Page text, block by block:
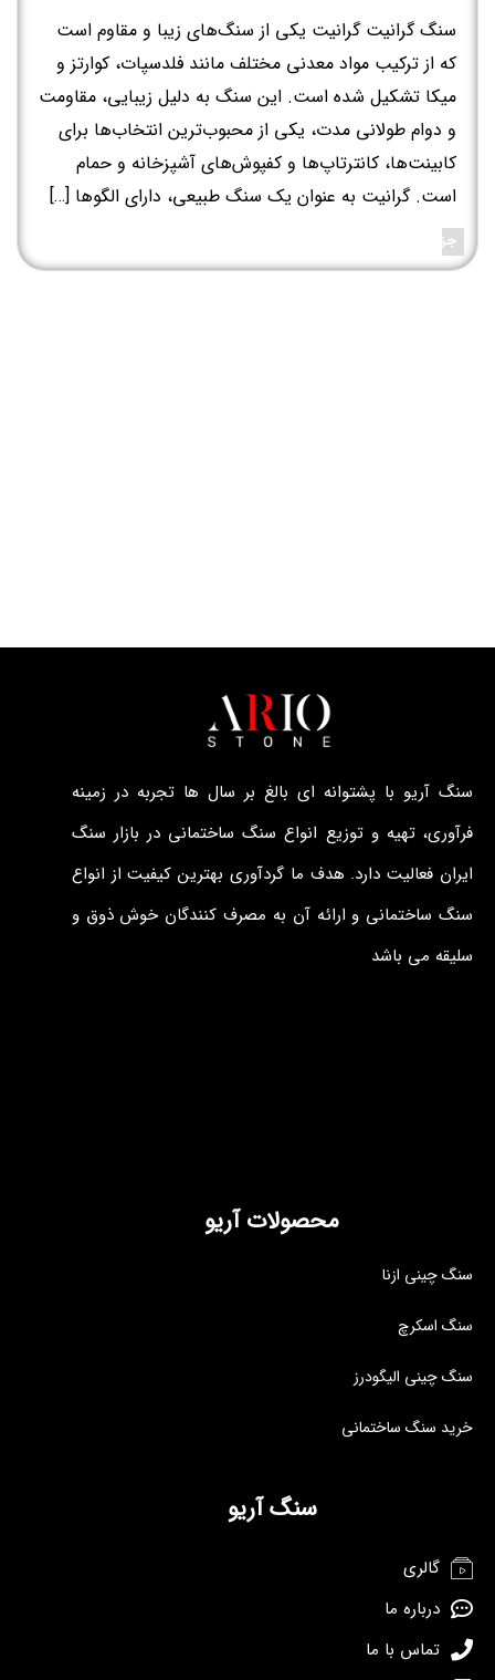
سنگ گرانیت گرانیت یکی از سنگ‌های زیبا و مقاوم است
که از ترکیب مواد معدنی مختلف مانند فلدسپات، کوارتز و
میکا تشکیل شده است. این سنگ به دلیل زیبایی، مقاومت
و دوام طولانی مدت، یکی از محبوب‌ترین انتخاب‌ها برای
کابینت‌ها، کانترتاپ‌ها و کفپوش‌های آشپزخانه و حمام
است. گرانیت به عنوان یک سنگ طبیعی، دارای الگوها […]
جزئیات بیشتر
سنگ آریو با پشتوانه ای بالغ بر سال ها تجربه در زمینه
فرآوری، تهیه و توزیع انواع سنگ ساختمانی در بازار سنگ
ایران فعالیت دارد. هدف ما گردآوری بهترین کیفیت از انواع
سنگ ساختمانی و ارائه آن به مصرف کنندگان خوش ذوق و
سلیقه می باشد
محصولات آریو
سنگ چینی ازنا
سنگ اسکرچ
سنگ چینی الیگودرز
خرید سنگ ساختمانی
سنگ آریو
گالری
درباره ما
تماس با ما